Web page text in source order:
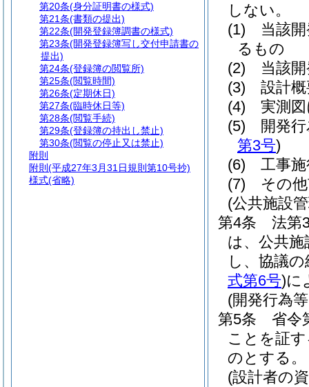
しない。
(1)
当該
るもの
(2)
当該
(3)
設計
(4)
実測
(5)
開発
第3号)
(6)
工事
(7)
その
(公共施設
第4条
法第
は、公共施
し、協議
式第6号)に
(開発行為
第5条
省令
ことを証
のとする。
(設計者の
第20条(身分証明書の様式)
第21条(書類の提出)
第22条(開発登録簿調書の様式)
第23条(開発登録簿写し交付申請書の
提出)
第24条(登録簿の閲覧所)
第25条(閲覧時間)
第26条(定期休日)
第27条(臨時休日等)
第28条(閲覧手続)
第29条(登録簿の持出し禁止)
第30条(閲覧の停止又は禁止)
附則
附則 (平成27年3月31日規則第10号抄)
様式(省略)